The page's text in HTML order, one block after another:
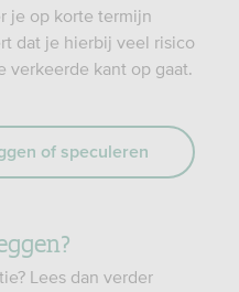
je op korte termijn
dat je hierbij veel risico
verkeerde kant op gaat.
of speculeren
Lees dan verder